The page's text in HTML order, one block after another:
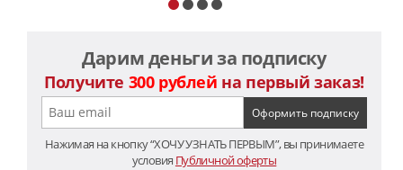
Дарим деньги за подписку
Получите 300 рублей на первый заказ!
Нажимая на кнопку “ХОЧУ УЗНАТЬ ПЕРВЫМ”, вы принимаете
условия Публичной оферты